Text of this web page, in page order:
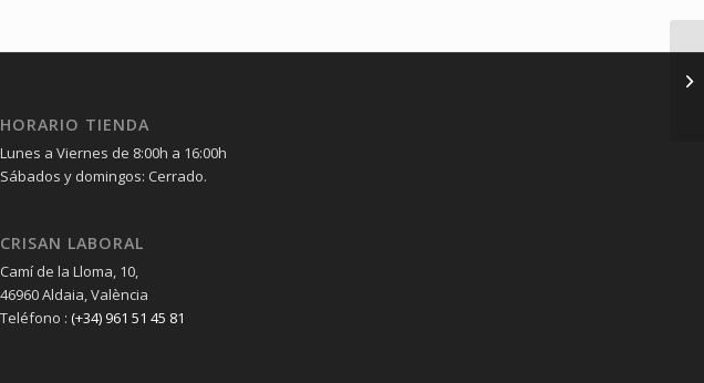
HORARIO TIENDA
Lunes a Viernes de 8:00h a 16:00h
Sábados y domingos: Cerrado.
CRISAN LABORAL
Camí de la Lloma, 10,
46960 Aldaia, València
Teléfono :(+34) 961 51 45 81